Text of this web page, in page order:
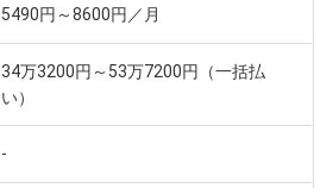
5490円～8600円／月
34万3200円～53万7200円（一括払
い）
-